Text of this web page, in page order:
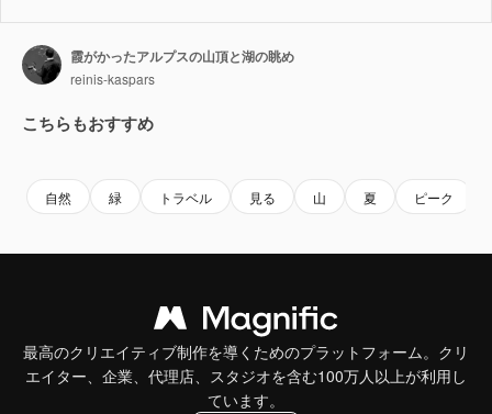
霞がかったアルプスの山頂と湖の眺め
reinis-kaspars
こちらもおすすめ
自然 緑 トラベル 見る 山 夏 ピーク
最高のクリエイティブ制作を導くためのプラットフォーム。クリ
エイター、企業、代理店、スタジオを含む100万人以上が利用し
ています。